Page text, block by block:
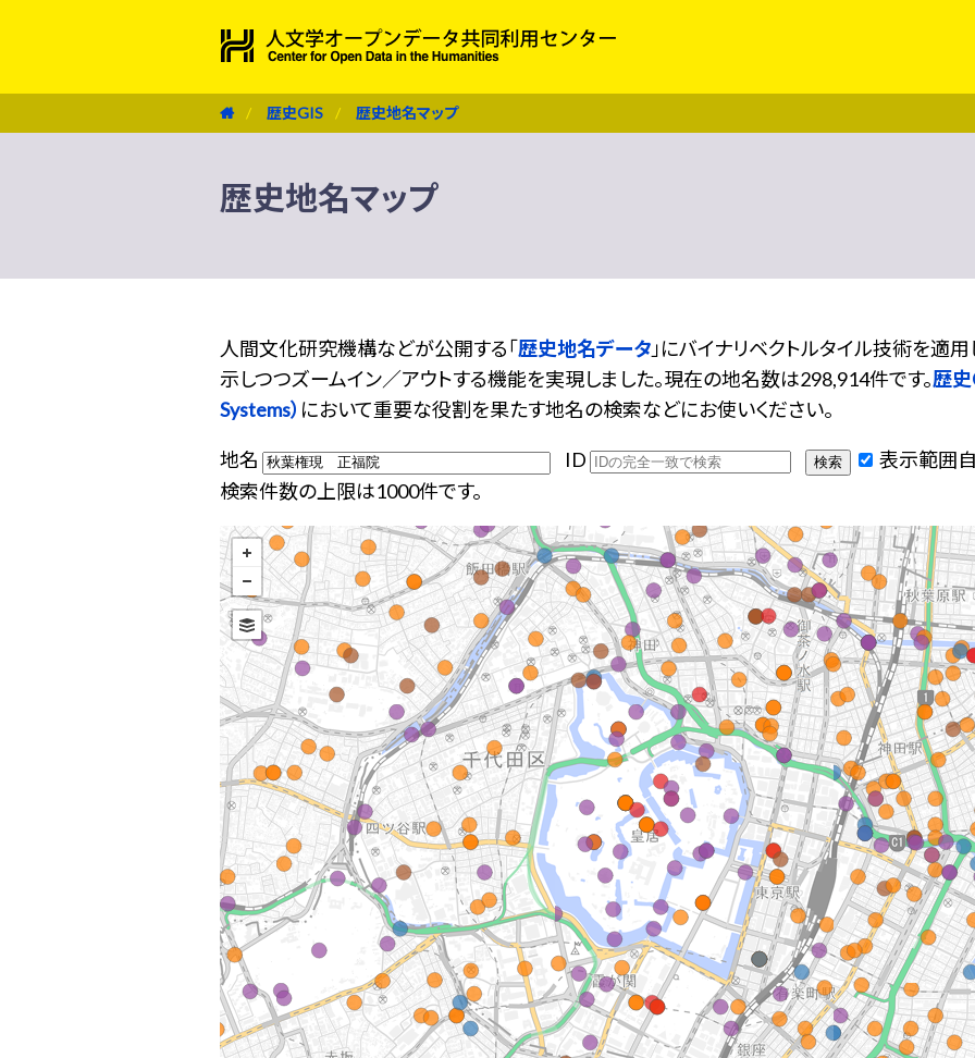
歴史GIS 歴史地名マップ
歴史地名マップ
人間文化研究機構などが公開する「歴史地名データ」にバイナリベクトルタイル技術を適
示しつつズームイン／アウトする機能を実現しました。現在の地名数は298,914件です。歴史
Systems） において重要な役割を果たす地名の検索などにお使いください。
地名 ID
表示範囲
検索件数の上限は1000件です。